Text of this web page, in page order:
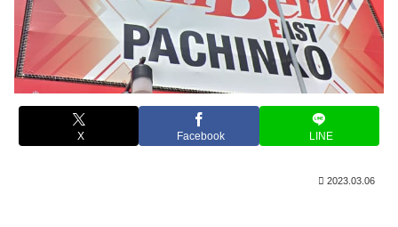
X Facebook LINE
2023.03.06